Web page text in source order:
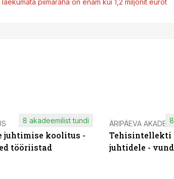
laekumata piimaraha on enam kui 1,2 miljonit eurot
juhtimise koolitus -
tööriistad
8 akadeemilist tundi ÄRIPÄEVA
Tehisintellekti
juhtidele -